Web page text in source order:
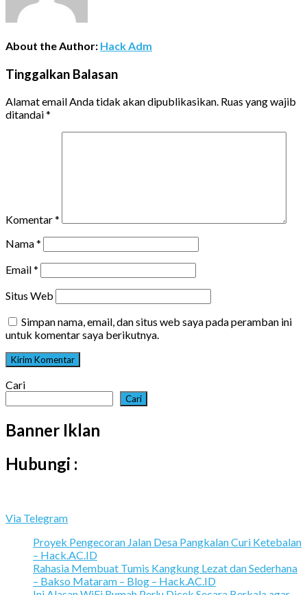
About the Author: Hack Adm
Tinggalkan Balasan
Alamat email Anda tidak akan dipublikasikan. Ruas yang wajib
ditandai*
Komentar*
Nama*
Email*
Situs Web
Simpan nama, email, dan situs web saya pada peramban ini
untuk komentar saya berikutnya.
Cari
Cari
Banner Iklan
Hubungi :
Via Telegram
Proyek Pengecoran Jalan Desa Pangkalan Curi Ketebalan
– Hack.AC.ID
Rahasia Membuat Tumis Kangkung Lezat dan Sederhana
– Bakso Mataram – Blog – Hack.AC.ID